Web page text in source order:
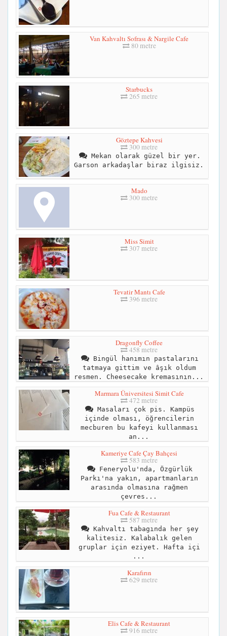
Van Kahvaltı Sofrası & Nargile Cafe
80 metre
Starbucks
265 metre
Göztepe Kahvesi
300 metre
Mekan olarak güzel bir yer.
Garson arkadaşlar biraz ilgisiz.
Mado
300 metre
Miss Simit
307 metre
Tevatir Mantı Cafe
396 metre
Dragonfly Coffee
458 metre
Bingül hanımın pastalarını
tatmaya gittim ve âşık oldum
resmen. Cheesecake kremasının...
Marmara Üniversitesi Simit Cafe
472 metre
Masaları çok pis. Kampüs
içinde olması, öğrencilerin
mecburen bu kafeyi kullanması
an...
Kameriye Cafe Çay Bahçesi
583 metre
Feneryolu'nda, Özgürlük
Parkı'na yakın, apartmanların
arasında olmasına rağmen
çevres...
Fua Cafe & Restaurant
587 metre
Kahvaltı tabagında her şey
kalitesiz. Kalabalık gelen
gruplar için eziyet. Hafta içi
...
Karafırın
629 metre
Elis Cafe & Restaurant
916 metre